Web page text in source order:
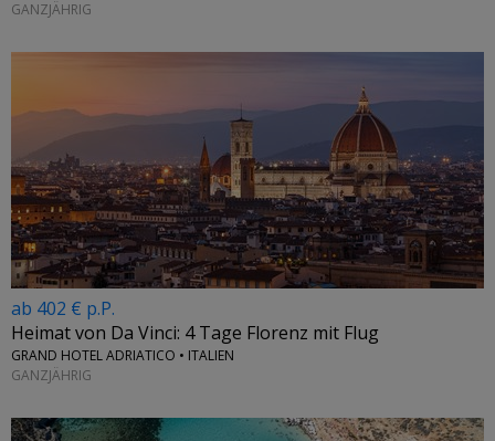
GANZJÄHRIG
ab 402 € p.P.
Heimat von Da Vinci: 4 Tage Florenz mit Flug
GRAND HOTEL ADRIATICO • ITALIEN
GANZJÄHRIG